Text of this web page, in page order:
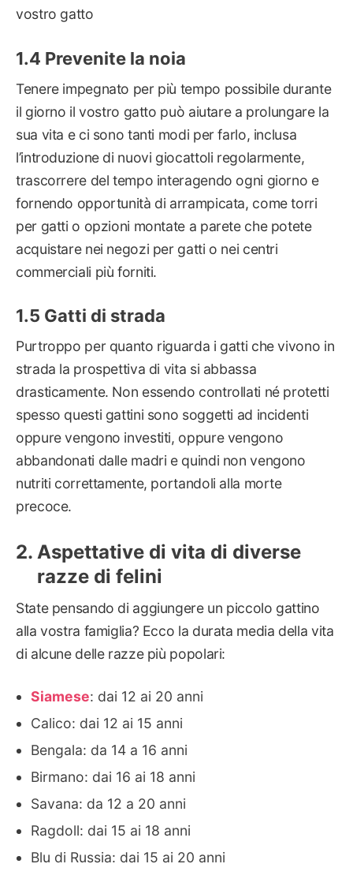
vostro gatto
Prevenite la noia
Tenere impegnato per più tempo possibile durante
il giorno il vostro gatto può aiutare a prolungare la
sua vita e ci sono tanti modi per farlo, inclusa
l’introduzione di nuovi giocattoli regolarmente,
trascorrere del tempo interagendo ogni giorno e
fornendo opportunità di arrampicata, come torri
per gatti o opzioni montate a parete che potete
acquistare nei negozi per gatti o nei centri
commerciali più forniti.
Gatti di strada
Purtroppo per quanto riguarda i gatti che vivono in
strada la prospettiva di vita si abbassa
drasticamente. Non essendo controllati né protetti
spesso questi gattini sono soggetti ad incidenti
oppure vengono investiti, oppure vengono
abbandonati dalle madri e quindi non vengono
nutriti correttamente, portandoli alla morte
precoce.
Aspettative di vita di diverse
razze di felini
State pensando di aggiungere un piccolo gattino
alla vostra famiglia? Ecco la durata media della vita
di alcune delle razze più popolari:
Siamese: dai 12 ai 20 anni
Calico: dai 12 ai 15 anni
Bengala: da 14 a 16 anni
Birmano: dai 16 ai 18 anni
Savana: da 12 a 20 anni
Ragdoll: dai 15 ai 18 anni
Blu di Russia: dai 15 ai 20 anni